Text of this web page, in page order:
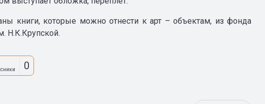
книги, которые можно отнести к арт – объектам, из фонда
Н.К.Крупской.
0